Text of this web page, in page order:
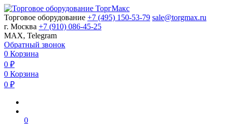
Торговое оборудование +7 (495) 150-53-79 sale@torgmax.ru
г. Москва +7 (910) 086-45-25
MAX, Telegram
Обратный звонок
0 Корзина
0 ₽
0 Корзина
0 ₽
0